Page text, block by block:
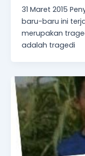
31 Maret 2015
baru-baru ini
merupakan
adalah tragedi